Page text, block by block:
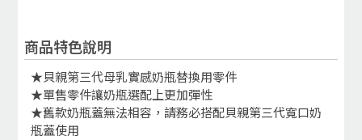
商品特色說明
★貝親第三代母乳實感奶瓶替換用零件
★單售零件讓奶瓶選配上更加彈性
★舊款奶瓶蓋無法相容，請務必搭配貝親第三代寬口奶
瓶蓋使用